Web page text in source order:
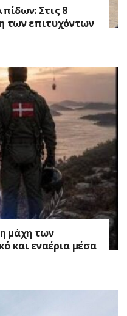
Στις 8
των επιτυχόντων
μάχη των
και εναέρια μέσα